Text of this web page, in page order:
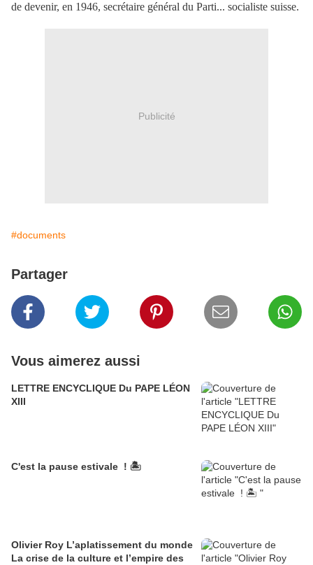
de devenir, en 1946, secrétaire général du Parti... socialiste suisse.
Publicité
#documents
Partager
Vous aimerez aussi
LETTRE ENCYCLIQUE Du PAPE LÉON
XIII
C'est la pause estivale ! 🏝️
Olivier Roy L’aplatissement du monde
La crise de la culture et l’empire des